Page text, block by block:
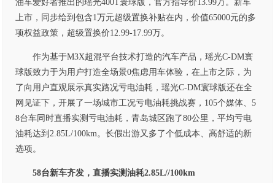
油车爱好者推出的瑶光400T寰球版，官方指导价13.99万。新车
上市，同步给到包含1万元超级置换补贴在内，价值65000元的多
项权益政策，超级置换价12.99-17.99万。
作为基于M3X超混平台技术打造的汽车产品，瑶光C-DM寰
球版致力于为用户打造全场景0焦虑用车体验，在上市之际，为
了向用户直观展示真实路况亏电油耗，瑶光C-DM寰球版还在全
网见证下，开展了一场城市工况亏电油耗挑战赛，105个媒体、5
8台车同时直播实测亏电油耗，青岛城区跑了80公里，平均亏电
油耗达到2.85L/100km。长假出游又多了个低成本、高舒适的新
选项。
58台新车齐发，直播实测油耗2.85L//100km